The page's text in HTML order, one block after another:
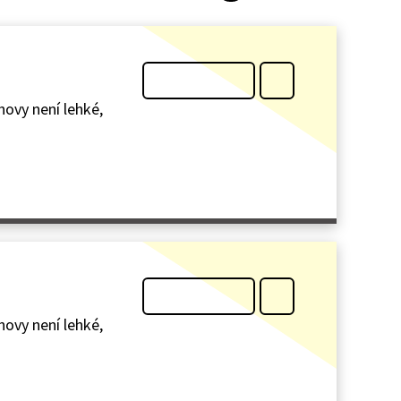
není lehké,
není lehké,